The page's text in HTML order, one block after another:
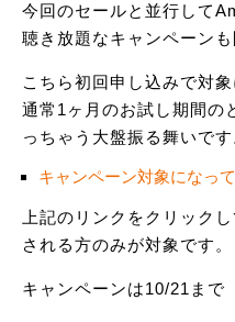
今回のセールと並行して
聴き放題なキャンペーンも
こちら初回申し込みで対
通常1ヶ月のお試し期間の
っちゃう大盤振る舞いです
キャンペーン対象になっ
上記のリンクをクリック
される方のみが対象です。
キャンペーンは10/21まで